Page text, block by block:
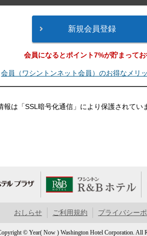
会員になるとポイント7%が貯まってお
会員（ワシントンネット会員）のお得なメリ
報は「SSL暗号化通信」により保護されてい
おしらせ ご利用規約 プライバシー
© Year( Now ) Washington Hotel Corporation. All